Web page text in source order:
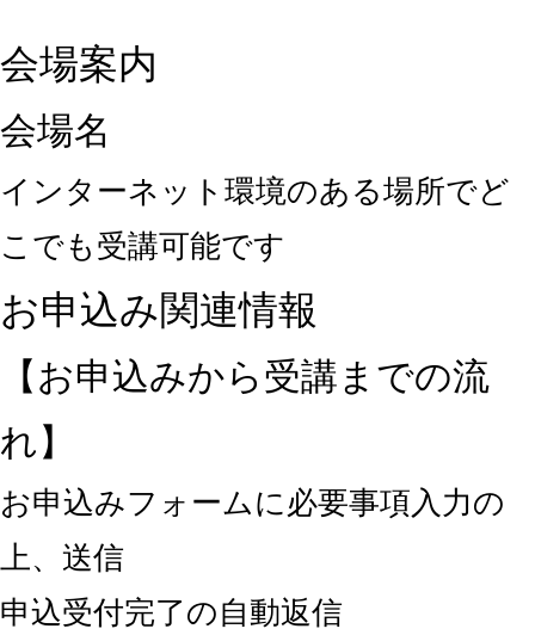
会場案内
会場名
インターネット環境のある場所でど
こでも受講可能です
お申込み関連情報
【お申込みから受講までの流
れ】
お申込みフォームに必要事項入力の
上、送信
申込受付完了の自動返信